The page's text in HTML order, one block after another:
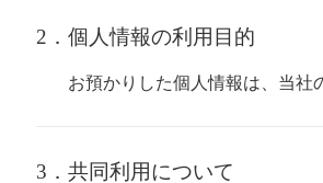
2．個人情報の利用目的
お預かりした個人情報は、当社
3．共同利用について